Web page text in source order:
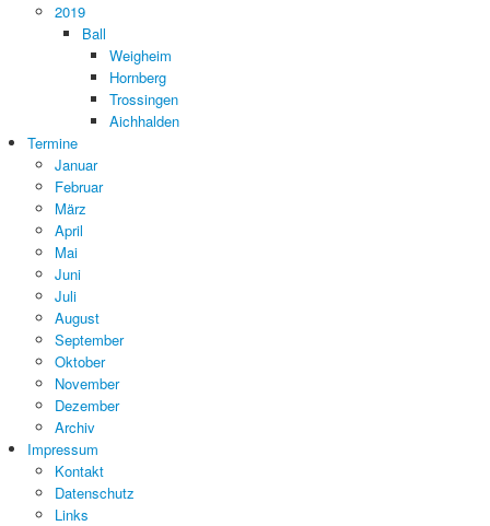
2019
Ball
Weigheim
Hornberg
Trossingen
Aichhalden
Termine
Januar
Februar
März
April
Mai
Juni
Juli
August
September
Oktober
November
Dezember
Archiv
Impressum
Kontakt
Datenschutz
Links